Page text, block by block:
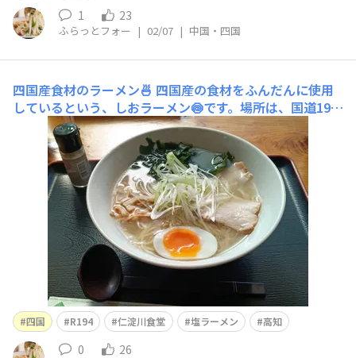
1 23
ふらっとフォー | 02/07 | 中国・四国
四国産食材のラーメン🍜 四国産の食材をふんだんに使用
しているという、しおラーメン🍥です。場所は、国道194
号沿いの仁淀川食堂。予想以上に、もうスープまで美味し
かったです😋これで1,000円しなかったしサイフも満足😆
四国 R194 仁淀川食堂 塩ラーメン 高知
0 26